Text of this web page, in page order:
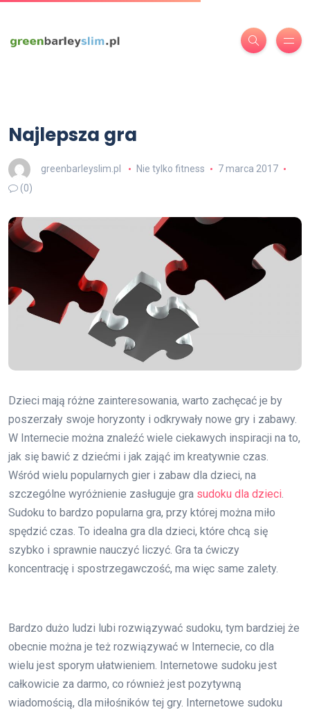
Najlepsza gra
greenbarleyslim.pl Nie tylko fitness
7 marca 2017
(0)
Dzieci mają różne zainteresowania, warto zachęcać je by
poszerzały swoje horyzonty i odkrywały nowe gry i zabawy.
W Internecie można znaleźć wiele ciekawych inspiracji na to,
jak się bawić z dziećmi i jak zająć im kreatywnie czas.
Wśród wielu popularnych gier i zabaw dla dzieci, na
szczególne wyróżnienie zasługuje gra sudoku dla dzieci.
Sudoku to bardzo popularna gra, przy której można miło
spędzić czas. To idealna gra dla dzieci, które chcą się
szybko i sprawnie nauczyć liczyć. Gra ta ćwiczy
koncentrację i spostrzegawczość, ma więc same zalety.
Bardzo dużo ludzi lubi rozwiązywać sudoku, tym bardziej że
obecnie można je też rozwiązywać w Internecie, co dla
wielu jest sporym ułatwieniem. Internetowe sudoku jest
całkowicie za darmo, co również jest pozytywną
wiadomością, dla miłośników tej gry. Internetowe sudoku